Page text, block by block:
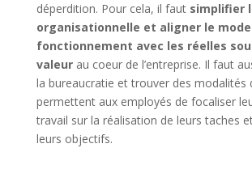
déperdition. Pour cela, il fautsimplifier
organisationnelle et aligner le
fonctionnement avec les réelles
valeurau coeur de l’entreprise. Il faut
la bureaucratie et trouver des modalités
permettent aux employés de focaliser
travail sur la réalisation de leurs taches
leurs objectifs.